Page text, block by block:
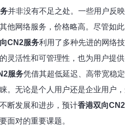
并非没有不足之处。一些用户反
他网络服务，价格略高。尽管如
CN2服务利用了多种先进的网络
灵活性和可管理性，也为用户提供
服务凭借其超低延迟、高带宽稳
。无论是个人用户还是企业用户
断发展和进步，预计香港双向
面对的重要课题。